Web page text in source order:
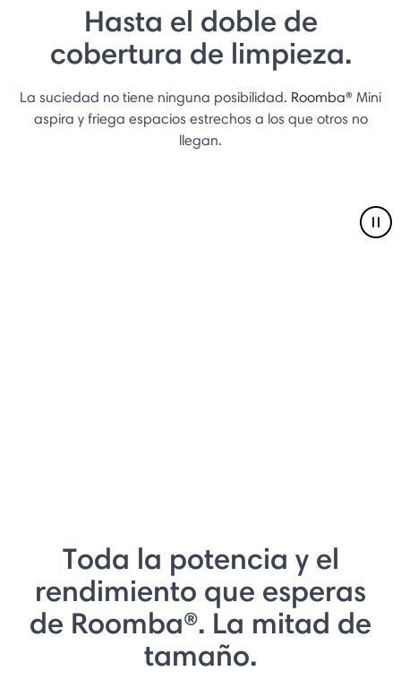
Hasta el doble de
cobertura de limpieza.
La suciedad no tiene ninguna posibilidad. Roomba® Mini
aspira y friega espacios estrechos a los que otros no
llegan.
Toda la potencia y el
rendimiento que esperas
de Roomba®. La mitad de
tamaño.